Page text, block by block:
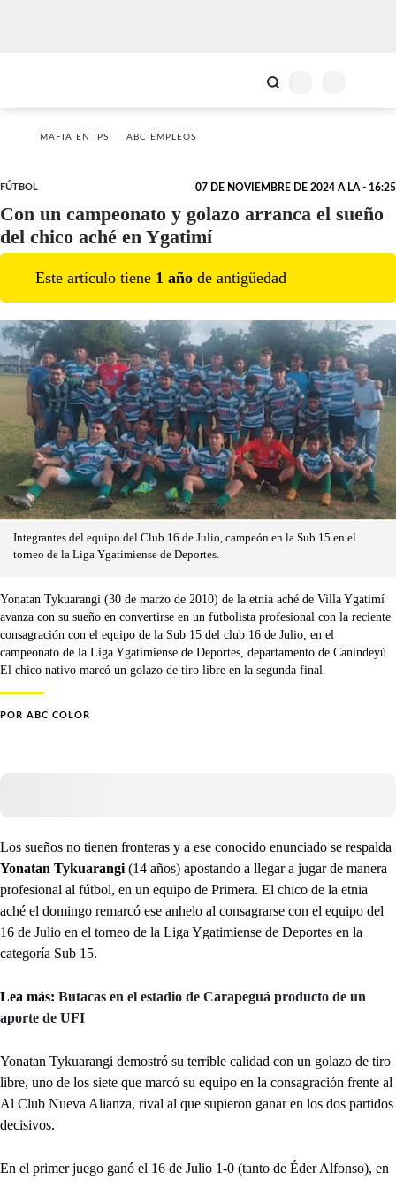
MAFIA EN IPS ABC EMPLEOS
FÚTBOL 07 DE NOVIEMBRE DE 2024 A LA - 16:25
Con un campeonato y golazo arranca el sueño
del chico aché en Ygatimí
Este artículo tiene 1 año de antigüedad
Integrantes del equipo del Club 16 de Julio, campeón en la Sub 15 en el
torneo de la Liga Ygatimiense de Deportes.
Yonatan Tykuarangi (30 de marzo de 2010) de la etnia aché de Villa Ygatimí
avanza con su sueño en convertirse en un futbolista profesional con la reciente
consagración con el equipo de la Sub 15 del club 16 de Julio, en el
campeonato de la Liga Ygatimiense de Deportes, departamento de Canindeyú.
El chico nativo marcó un golazo de tiro libre en la segunda final.
POR ABC COLOR
Los sueños no tienen fronteras y a ese conocido enunciado se respalda
Yonatan Tykuarangi (14 años) apostando a llegar a jugar de manera
profesional al fútbol, en un equipo de Primera. El chico de la etnia
aché el domingo remarcó ese anhelo al consagrarse con el equipo del
16 de Julio en el torneo de la Liga Ygatimiense de Deportes en la
categoría Sub 15.
Lea más: Butacas en el estadio de Carapeguá producto de un
aporte de UFI
Yonatan Tykuarangi demostró su terrible calidad con un golazo de tiro
libre, uno de los siete que marcó su equipo en la consagración frente al
Al Club Nueva Alianza, rival al que supieron ganar en los dos partidos
decisivos.
En el primer juego ganó el 16 de Julio 1-0 (tanto de Éder Alfonso), en